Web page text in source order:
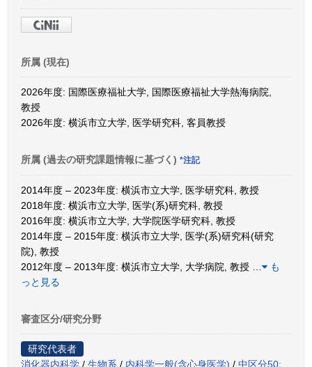
所属 (現在)
2026年度: 国際医療福祉大学, 国際医療福祉大学熱海病院,
教授
2026年度: 横浜市立大学, 医学研究科, 客員教授
所属 (過去の研究課題情報に基づく) *注記
2014年度 – 2023年度: 横浜市立大学, 医学研究科, 教授
2018年度: 横浜市立大学, 医学(系)研究科, 教授
2016年度: 横浜市立大学, 大学院医学研究科, 教授
2014年度 – 2015年度: 横浜市立大学, 医学(系)研究科(研究
院), 教授
2012年度 – 2013年度: 横浜市立大学, 大学病院, 教授
も
っと見る
審査区分/研究分野
研究代表者
消化器内科学 / 生物系 / 内科学一般(含心身医学) / 中区分50: